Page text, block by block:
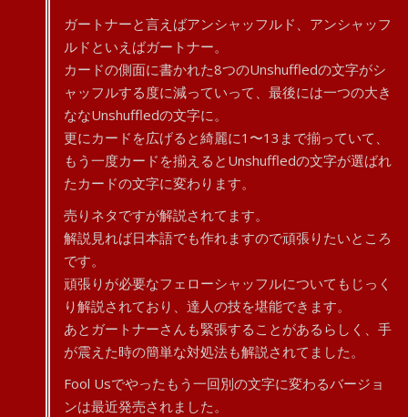
ガートナーと言えばアンシャッフルド、アンシャッフ
ルドといえばガートナー。
カードの側面に書かれた8つのUnshuffledの文字がシ
ャッフルする度に減っていって、最後には一つの大き
ななUnshuffledの文字に。
更にカードを広げると綺麗に1〜13まで揃っていて、
もう一度カードを揃えるとUnshuffledの文字が選ばれ
たカードの文字に変わります。
売りネタですが解説されてます。
解説見れば日本語でも作れますので頑張りたいところ
です。
頑張りが必要なフェローシャッフルについてもじっく
り解説されており、達人の技を堪能できます。
あとガートナーさんも緊張することがあるらしく、手
が震えた時の簡単な対処法も解説されてました。
Fool Usでやったもう一回別の文字に変わるバージョ
ンは最近発売されました。